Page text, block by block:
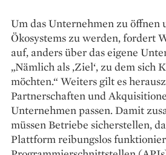
Um das Unternehmen zu öffnen
Ökosystems zu werden, fordert
auf, anders über das eigene
„Nämlich als ,Ziel‘, zu dem sich
möchten.“ Weiters gilt es
Partnerschaften und
Unternehmen passen. Damit
müssen Betriebe sicherstellen,
Plattform reibungslos